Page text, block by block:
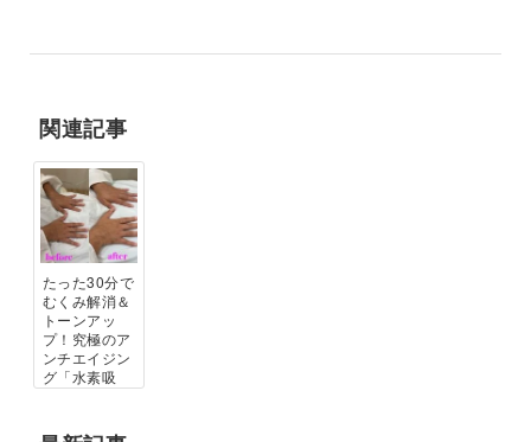
関連記事
たった30分で
むくみ解消＆
トーンアッ
プ！究極のア
ンチエイジン
グ「水素吸
引...